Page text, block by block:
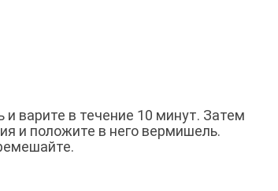
варите в течение 10 минут. Затем
и положите в него вермишель.